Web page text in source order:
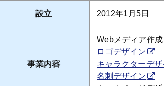
設立 2012年1月5日
事業内容
Webメディア作
ロゴデザイン
キャラクターデザ
名刺デザイン